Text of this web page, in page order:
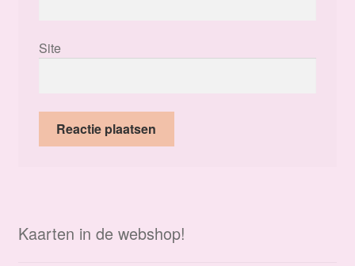
Site
Kaarten in de webshop!